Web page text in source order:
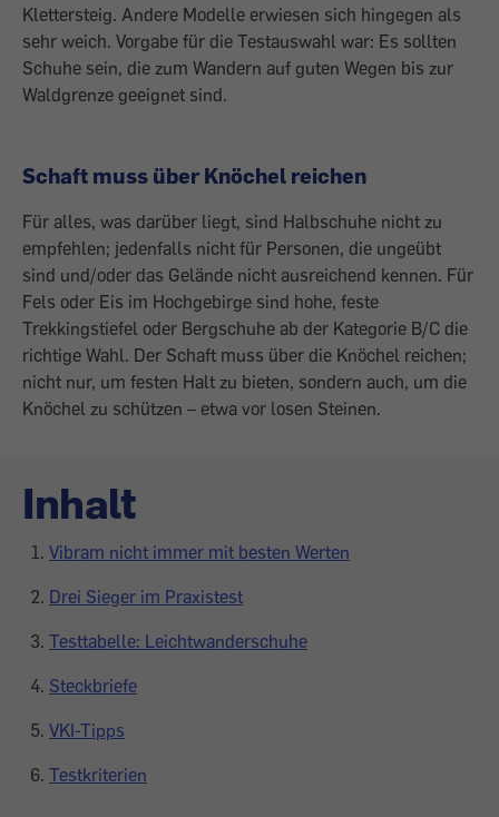
Klettersteig. Andere Modelle erwiesen sich hingegen als
sehr weich. Vorgabe für die Testauswahl war: Es sollten
Schuhe sein, die zum Wandern auf guten Wegen bis zur
Waldgrenze geeignet sind.
Schaft muss über Knöchel reichen
Für alles, was darüber liegt, sind Halbschuhe nicht zu
empfehlen; jedenfalls nicht für Personen, die ungeübt
sind und/oder das Gelände nicht ausreichend kennen. Für
Fels oder Eis im Hochgebirge sind hohe, feste
Trekkingstiefel oder Bergschuhe ab der Kategorie B/C die
richtige Wahl. Der Schaft muss über die Knöchel reichen;
nicht nur, um festen Halt zu bieten, sondern auch, um die
Knöchel zu schützen – etwa vor losen Steinen.
Inhalt
Vibram nicht immer mit besten Werten
Drei Sieger im Praxistest
Testtabelle: Leichtwanderschuhe
Steckbriefe
VKI-Tipps
Testkriterien